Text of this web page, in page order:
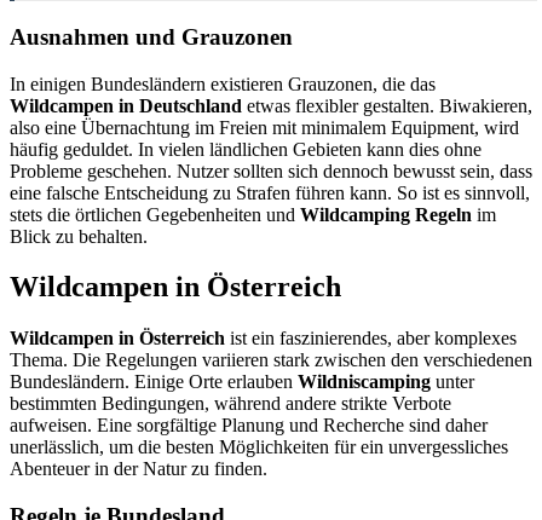
Ausnahmen und Grauzonen
In einigen Bundesländern existieren Grauzonen, die das
Wildcampen in Deutschland etwas flexibler gestalten. Biwakieren,
also eine Übernachtung im Freien mit minimalem Equipment, wird
häufig geduldet. In vielen ländlichen Gebieten kann dies ohne
Probleme geschehen. Nutzer sollten sich dennoch bewusst sein, dass
eine falsche Entscheidung zu Strafen führen kann. So ist es sinnvoll,
stets die örtlichen Gegebenheiten und Wildcamping Regeln im
Blick zu behalten.
Wildcampen in Österreich
Wildcampen in Österreich ist ein faszinierendes, aber komplexes
Thema. Die Regelungen variieren stark zwischen den verschiedenen
Bundesländern. Einige Orte erlauben Wildniscamping unter
bestimmten Bedingungen, während andere strikte Verbote
aufweisen. Eine sorgfältige Planung und Recherche sind daher
unerlässlich, um die besten Möglichkeiten für ein unvergessliches
Abenteuer in der Natur zu finden.